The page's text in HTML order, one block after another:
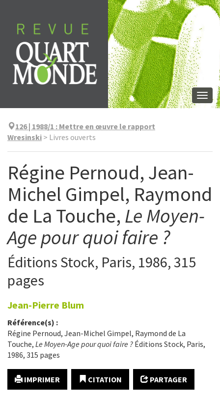
contenu
126 | 1988/1 : Mettre en œuvre le rapport
Wresinski > Livres ouverts
Régine Pernoud, Jean-
Michel Gimpel, Raymond
de La Touche, Le Moyen-
Age pour quoi faire ?
Éditions Stock, Paris, 1986, 315
pages
Jean-Pierre Blum
Référence(s) :
Régine Pernoud, Jean-Michel Gimpel, Raymond de La
Touche, Le Moyen-Age pour quoi faire ? Éditions Stock, Paris,
1986, 315 pages
IMPRIMER CITATION PARTAGER